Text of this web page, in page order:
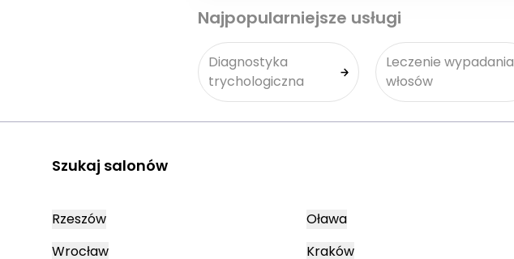
Najpopularniejsze usługi
Diagnostyka
trychologiczna
Leczenie wypadania
włosów
Szukaj salonów
Rzeszów
Wrocław
Oława
Kraków